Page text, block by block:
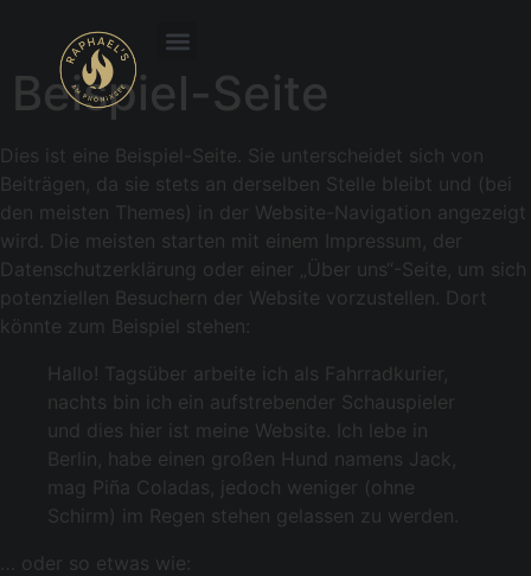
Beispiel-Seite
Dies ist eine Beispiel-Seite. Sie unterscheidet sich von
Beiträgen, da sie stets an derselben Stelle bleibt und (bei
den meisten Themes) in der Website-Navigation angezeigt
wird. Die meisten starten mit einem Impressum, der
Datenschutzerklärung oder einer „Über uns“-Seite, um sich
potenziellen Besuchern der Website vorzustellen. Dort
könnte zum Beispiel stehen:
Hallo! Tagsüber arbeite ich als Fahrradkurier,
nachts bin ich ein aufstrebender Schauspieler
und dies hier ist meine Website. Ich lebe in
Berlin, habe einen großen Hund namens Jack,
mag Piña Coladas, jedoch weniger (ohne
Schirm) im Regen stehen gelassen zu werden.
… oder so etwas wie: